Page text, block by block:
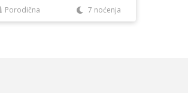
Porodična 7 noćenja